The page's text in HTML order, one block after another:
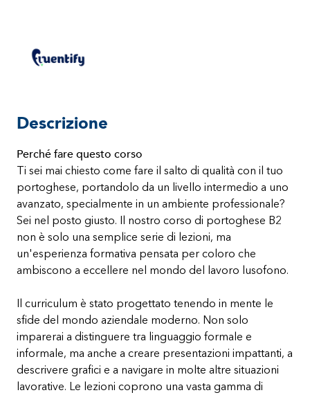
Descrizione
Perché fare questo corso
Ti sei mai chiesto come fare il salto di qualità con il tuo
portoghese, portandolo da un livello intermedio a uno
avanzato, specialmente in un ambiente professionale?
Sei nel posto giusto. Il nostro corso di portoghese B2
non è solo una semplice serie di lezioni, ma
un'esperienza formativa pensata per coloro che
ambiscono a eccellere nel mondo del lavoro lusofono.
Il curriculum è stato progettato tenendo in mente le
sfide del mondo aziendale moderno. Non solo
imparerai a distinguere tra linguaggio formale e
informale, ma anche a creare presentazioni impattanti, a
descrivere grafici e a navigare in molte altre situazioni
lavorative. Le lezioni coprono una vasta gamma di